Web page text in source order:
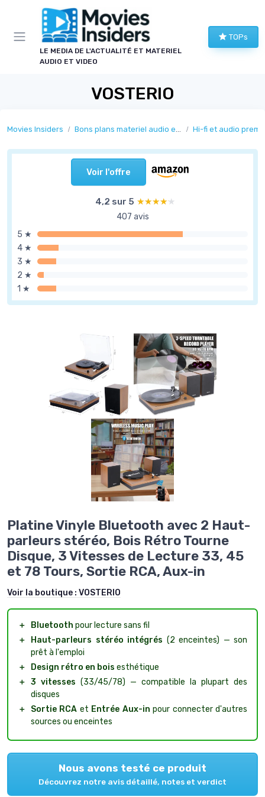
LE MEDIA DE L'ACTUALITÉ ET MATERIEL
AUDIO ET VIDEO
TOPs
VOSTERIO
Movies Insiders Bons plans materiel audio et video Hi-fi et audio
Voir l'offre
4,2 sur 5 ★★★★★
★★★★★
407 avis
5 ★
4 ★
3 ★
2 ★
1 ★
Platine Vinyle Bluetooth avec 2 Haut-
parleurs stéréo, Bois Rétro Tourne
Disque, 3 Vitesses de Lecture 33, 45
et 78 Tours, Sortie RCA, Aux-in
Voir la boutique : VOSTERIO
＋ Bluetooth pour lecture sans fil
＋
Haut-parleurs stéréo intégrés (2 enceintes) — son
prêt à l'emploi
＋
Design rétro en bois esthétique
＋ 3 vitesses (33/45/78) — compatible la plupart des
disques
＋
Sortie RCA et Entrée Aux-in pour connecter d'autres
sources ou enceintes
Nous avons testé ce produit
Découvrez notre avis détaillé, notes et verdict
Panneau de gestion des cookies